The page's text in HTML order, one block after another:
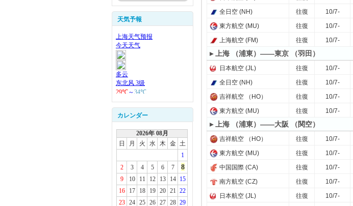
天気予報
カレンダー
2026年 08月
日
月 火 水 木 金 土
1
2
3 4 5 6 7 8
9 10 11 12 13 14
15
16
17 18 19 20 21 22
23
24 25 26 27 28 29
全日空 (NH)
往復 10/7-
東方航空 (MU)
往復 10/7-
上海航空 (FM)
往復 10/7-
▸ 上海 （浦東）——東京 （羽田）
日本航空 (JL) 往復 10/7-
全日空 (NH)
往復 10/7-
吉祥航空 （HO）
往復 10/7-
東方航空 (MU)
往復 10/7-
▸ 上海 （浦東）——大阪 （関空）
吉祥航空 （HO） 往復 10/7-
東方航空 (MU)
往復 10/7-
中国国際 (CA)
往復 10/7-
南方航空 (CZ)
往復 10/7-
日本航空 (JL)
往復 10/7-